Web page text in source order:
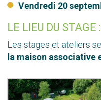
Vendredi 20
LE LIEU DU STAGE :
Les stages et ateliers
la maison associative